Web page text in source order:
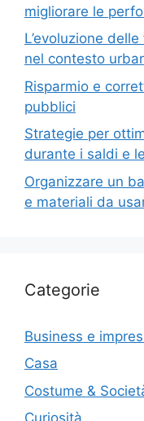
migliorare le
L’evoluzione
nel contesto
Risparmio e
pubblici
Strategie per
durante i saldi e
Organizzare un
e materiali da
Categorie
Business e
Casa
Costume &
Curiosità